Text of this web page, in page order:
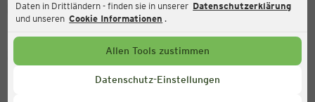
Daten in Drittländern - finden sie in unserer Datenschutzerklärung
und unseren Cookie Informationen .
Allen Tools zustimmen
Datenschutz-Einstellungen
Aktuell:
Geschlossen
Service Hotline
+43 (0) 1 2675 502